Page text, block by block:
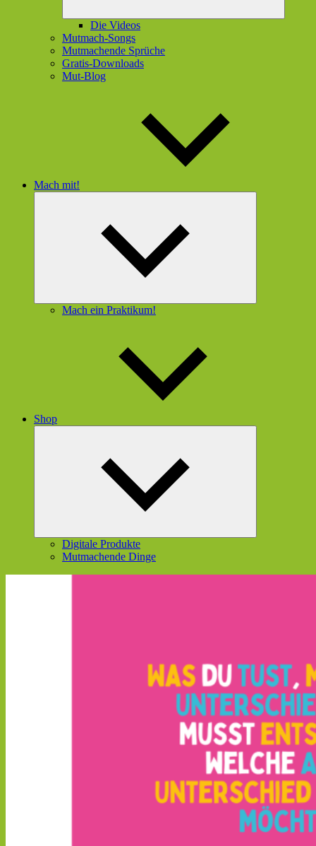
Die Videos
Mutmach-Songs
Mutmachende Sprüche
Gratis-Downloads
Mut-Blog
Mach mit!
Mach ein Praktikum!
Shop
Digitale Produkte
Mutmachende Dinge